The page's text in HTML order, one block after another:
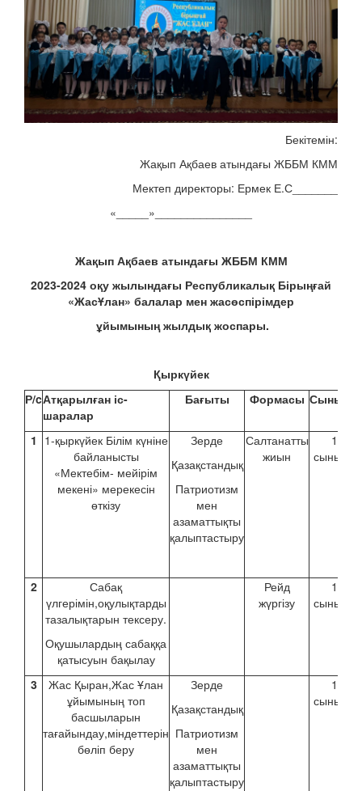
Бекітемін:
Жақып Ақбаев атындағы ЖББМ КММ
Мектеп директоры: Ермек Е.С_______
«_____»_______________
Жақып Ақбаев атындағы ЖББМ КММ
2023-2024 оқу жылындағы Республикалық Бірыңғай
«ЖасҰлан» балалар мен жасөспірімдер
ұйымының жылдық жоспары.
Қыркүйек
Р/cАтқарылған іс-
шаралар
Бағыты Формасы
1 1-қыркүйек Білім күніне
байланысты
«Мектебім- мейірім
мекені» мерекесін
өткізу
Зерде
Қазақстандық
Патриотизм
мен
азаматтықты
қалыптастыру
Салтанатты
жиын
1-9
2
Сабақ
үлгерімін,оқулықтарды
тазалықтарын тексеру.
Оқушылардың сабаққа
қатысуын бақылау
Рейд
жүргізу
1-9
3
Жас Қыран,Жас Ұлан
ұйымының топ
басшыларын
тағайындау,міндеттерін
бөліп беру
Зерде
Қазақстандық
Патриотизм
мен
азаматтықты
қалыптастыру
1-9